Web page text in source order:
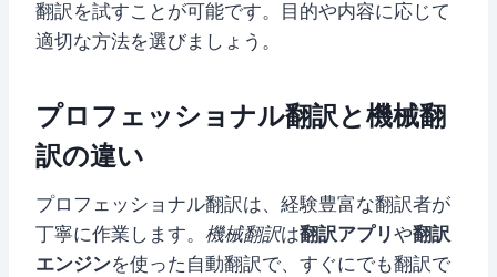
翻訳を試すことが可能です。目的や内容に応じて
適切な方法を選びましょう。
プロフェッショナル翻訳と機械翻
訳の違い
プロフェッショナル翻訳は、経験豊富な翻訳者が
丁寧に作業します。 機械翻訳は翻訳アプリや翻訳
エンジンを使った自動翻訳で、すぐにでも翻訳で